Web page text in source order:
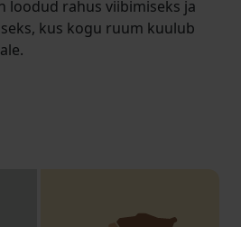
loodud rahus viibimiseks ja
kus kogu ruum kuulub